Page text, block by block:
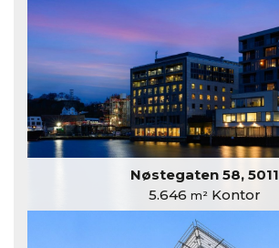
Nøstegaten 58, 5011
5.646 m²Kontor